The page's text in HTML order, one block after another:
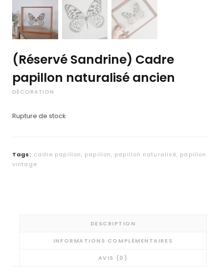
(Réservé Sandrine) Cadre
papillon naturalisé ancien
DÉCORATION
Rupture de stock
Tags: cadre papillon, papillon, papillon naturalisé, papillon
vintage
DESCRIPTION
INFORMATIONS COMPLÉMENTAIRES
AVIS (0)